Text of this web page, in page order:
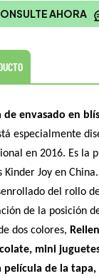
AHORA
envasado en
especialmente
en 2016. Es la
Joy en
del rollo
de la posición
dos colores,
mini
película de la